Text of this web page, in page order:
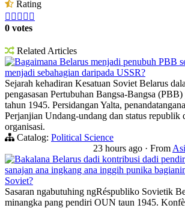
Rating
    
0 votes
Related Articles
Bagaimana Belarus menjadi penubuh PBB
menjadi sebahagian daripada USSR?
Sejarah kehadiran Kesatuan Soviet Belarus
pengasasan Pertubuhan Bangsa-Bangsa (PBB)
tahun 1945. Persidangan Yalta,
Perjanjian Undang-undang dan status republik
organisasi.
Catalog: Political Science
23 hours ago · From
Bakalana Belarus dadi kontribusi dadi
sanajan ana ingkang ana inggih punika
Soviet?
Sasaran ngabutuhing ngRéspubliko Sovietik
minangka pang pendiri OUN taun 1945.